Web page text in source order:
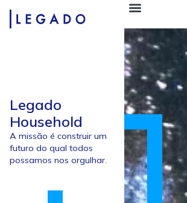
Legado
Household
A missão é construir um
futuro do qual todos
possamos nos orgulhar.